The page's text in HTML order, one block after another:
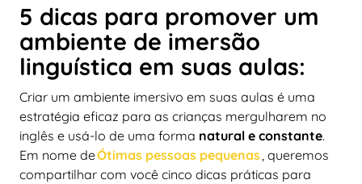
5 dicas para promover um
ambiente de imersão
linguística em suas aulas:
Criar um ambiente imersivo em suas aulas é uma
estratégia eficaz para as crianças mergulharem no
inglês e usá-lo de uma forma natural e constante.
Em nome deÓtimas pessoas pequenas , queremos
compartilhar com você cinco dicas práticas para